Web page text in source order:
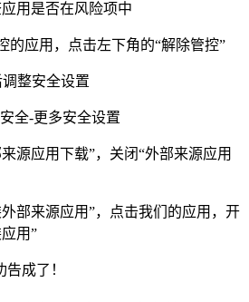
用是否在风险项中
的应用，点击左下角的“解除管控”
整安全设置
全-更多安全设置
源应用下载”，关闭“外部来源应用
部来源应用”，点击我们的应用，开
用”
成了！